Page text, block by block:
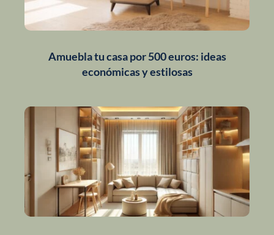
Amuebla tu casa por 500 euros: ideas
económicas y estilosas